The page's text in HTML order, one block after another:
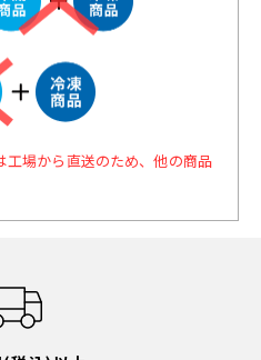
場から直送のため、他の商品